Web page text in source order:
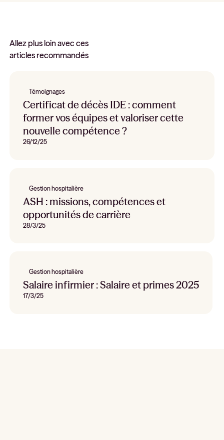
Allez plus loin avec ces
articles recommandés
Témoignages
Certificat de décès IDE : comment
former vos équipes et valoriser cette
nouvelle compétence ?
26/12/25
Gestion hospitalière
ASH : missions, compétences et
opportunités de carrière
28/3/25
Gestion hospitalière
Salaire infirmier : Salaire et primes 2025
17/3/25